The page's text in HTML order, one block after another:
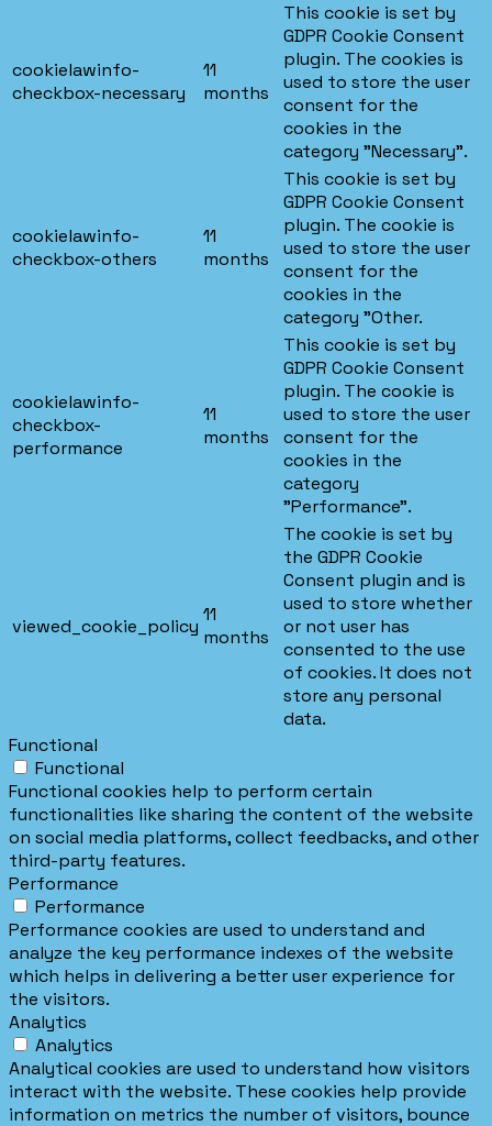
cookielawinfo-
checkbox-necessary
11
months
This cookie is set by
GDPR Cookie Consent
plugin. The cookies is
used to store the user
consent for the
cookies in the
category "Necessary".
cookielawinfo-
checkbox-others
11
months
This cookie is set by
GDPR Cookie Consent
plugin. The cookie is
used to store the user
consent for the
cookies in the
category "Other.
cookielawinfo-
checkbox-
performance
11
months
This cookie is set by
GDPR Cookie Consent
plugin. The cookie is
used to store the user
consent for the
cookies in the
category
"Performance".
viewed_cookie_policy
11
months
The cookie is set by
the GDPR Cookie
Consent plugin and is
used to store whether
or not user has
consented to the use
of cookies. It does not
store any personal
data.
Functional
Functional
Functional cookies help to perform certain
functionalities like sharing the content of the website
on social media platforms, collect feedbacks, and other
third-party features.
Performance
Performance
Performance cookies are used to understand and
analyze the key performance indexes of the website
which helps in delivering a better user experience for
the visitors.
Analytics
Analytics
Analytical cookies are used to understand how visitors
interact with the website. These cookies help provide
information on metrics the number of visitors, bounce